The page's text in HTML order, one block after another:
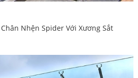
Nhện Spider Với Xương Sắt